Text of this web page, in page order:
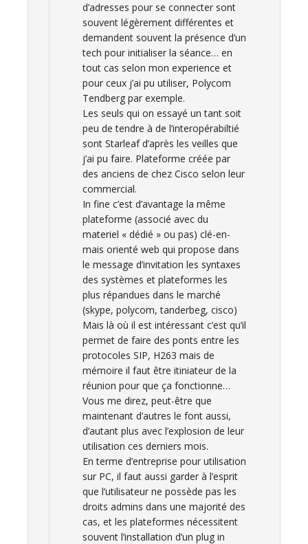
d’adresses pour se connecter sont
souvent légèrement différentes et
demandent souvent la présence d’un
tech pour initialiser la séance… en
tout cas selon mon experience et
pour ceux j’ai pu utiliser, Polycom
Tendberg par exemple.
Les seuls qui on essayé un tant soit
peu de tendre à de l’interopérabiltié
sont Starleaf d’après les veilles que
j’ai pu faire. Plateforme créée par
des anciens de chez Cisco selon leur
commercial.
In fine c’est d’avantage la même
plateforme (associé avec du
materiel « dédié » ou pas) clé-en-
mais orienté web qui propose dans
le message d’invitation les syntaxes
des systèmes et plateformes les
plus répandues dans le marché
(skype, polycom, tanderbeg, cisco)
Mais là où il est intéressant c’est qu’il
permet de faire des ponts entre les
protocoles SIP, H263 mais de
mémoire il faut être itiniateur de la
réunion pour que ça fonctionne…
Vous me direz, peut-être que
maintenant d’autres le font aussi,
d’autant plus avec l’explosion de leur
utilisation ces derniers mois.
En terme d’entreprise pour utilisation
sur PC, il faut aussi garder à l’esprit
que l’utilisateur ne possède pas les
droits admins dans une majorité des
cas, et les plateformes nécessitent
souvent l’installation d’un plug in